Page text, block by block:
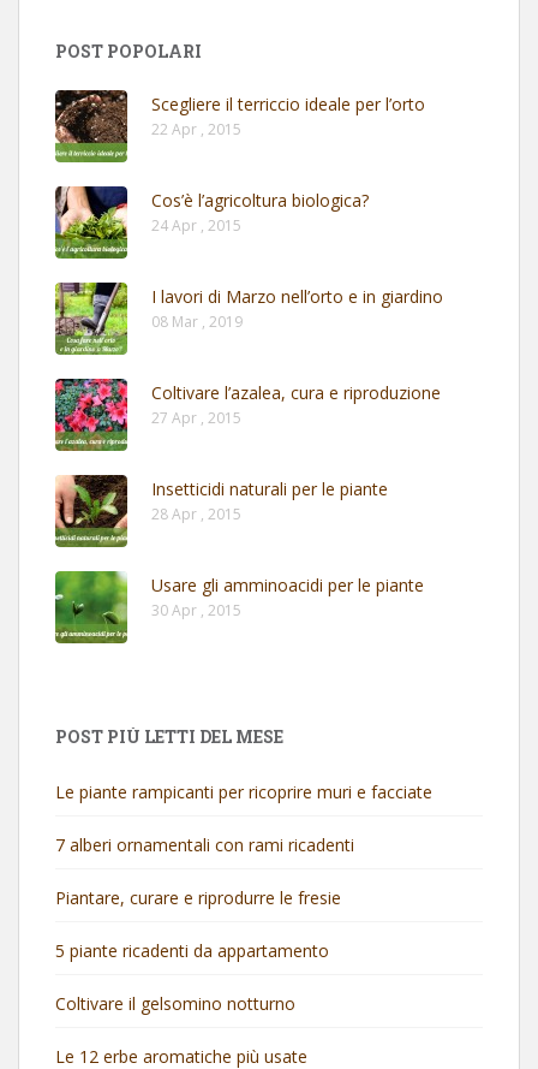
POST POPOLARI
Scegliere il terriccio ideale per l’orto
22 Apr , 2015
Cos’è l’agricoltura biologica?
24 Apr , 2015
I lavori di Marzo nell’orto e in giardino
08 Mar , 2019
Coltivare l’azalea, cura e riproduzione
27 Apr , 2015
Insetticidi naturali per le piante
28 Apr , 2015
Usare gli amminoacidi per le piante
30 Apr , 2015
POST PIÙ LETTI DEL MESE
Le piante rampicanti per ricoprire muri e facciate
7 alberi ornamentali con rami ricadenti
Piantare, curare e riprodurre le fresie
5 piante ricadenti da appartamento
Coltivare il gelsomino notturno
Le 12 erbe aromatiche più usate